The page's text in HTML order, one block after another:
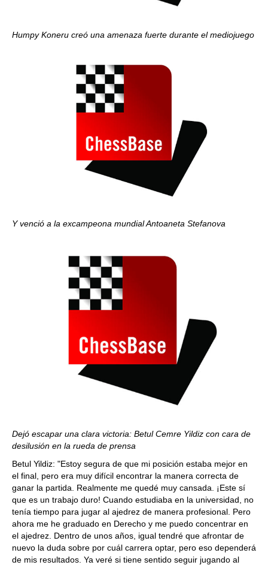
Humpy Koneru creó una amenaza fuerte durante el mediojuego
Y venció a la excampeona mundial Antoaneta Stefanova
Dejó escapar una clara victoria: Betul Cemre Yildiz con cara de
desilusión en la rueda de prensa
Betul Yildiz: "Estoy segura de que mi posición estaba mejor en
el final, pero era muy difícil encontrar la manera correcta de
ganar la partida. Realmente me quedé muy cansada. ¡Este sí
que es un trabajo duro! Cuando estudiaba en la universidad, no
tenía tiempo para jugar al ajedrez de manera profesional. Pero
ahora me he graduado en Derecho y me puedo concentrar en
el ajedrez. Dentro de unos años, igual tendré que afrontar de
nuevo la duda sobre por cuál carrera optar, pero eso dependerá
de mis resultados. Ya veré si tiene sentido seguir jugando al